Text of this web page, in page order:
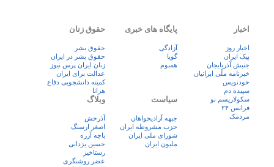
اخبار
اخبار روز
پيک ايران
جنبش آذربایجان
خبرنامه ملّی ایرانیان
خودنویس
سپیده دم
سکولاریسم نو
فرانس ۲۴
مردمک
پایگاه های خبری
آزادگی
گویا
همبوم
حقوق زنان
حقوق بشر
حقوق بشر در ایران
زنان ايران پرس نيوز
عدالت برای ایران
کمیته دانشجویی دفاع
هرانا
سیاست
جبهه آزادیخواهان
حزب مشروطه ایران
شورای ملی ایران
ملیون ایران
وبلاگ
آذرخش
اصغر ارسنگ
باچه آزره
حسین یزدانی
رستاخیز
عضر روشنگری